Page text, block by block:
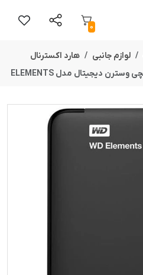
0
لوازم جانبی
هارد اکسترنال